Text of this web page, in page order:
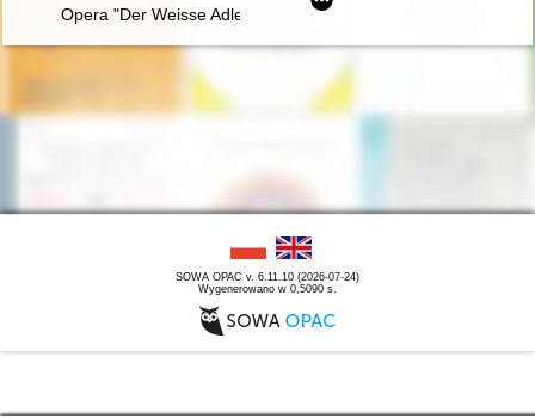
Opera "Der Weisse Adler" Raoula Madera jako przykład
SOWA OPAC v. 6.11.10 (2026-07-24)
Wygenerowano w 0,5090 s.